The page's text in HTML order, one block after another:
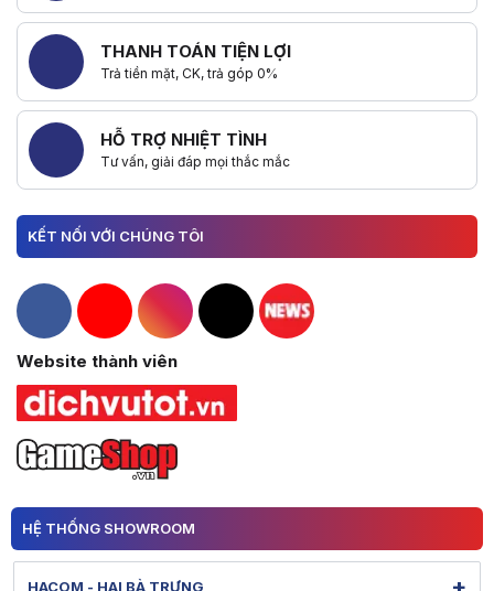
THANH TOÁN TIỆN LỢI
Trả tiền mặt, CK, trả góp 0%
HỖ TRỢ NHIỆT TÌNH
Tư vấn, giải đáp mọi thắc mắc
KẾT NỐI VỚI CHÚNG TÔI
Hacom Facebook
Hacom YouTube
Hacom Instagram
Hacom TikTok
Website thành viên
HỆ THỐNG SHOWROOM
HACOM - HAI BÀ TRƯNG